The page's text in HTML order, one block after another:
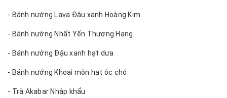
- Bánh nướng Lava Đậu xanh Hoàng Kim
- Bánh nướng Nhất Yến Thượng Hạng
- Bánh nướng Đậu xanh hạt dưa
- Bánh nướng Khoai môn hạt óc chó
- Trà Akabar Nhập khẩu